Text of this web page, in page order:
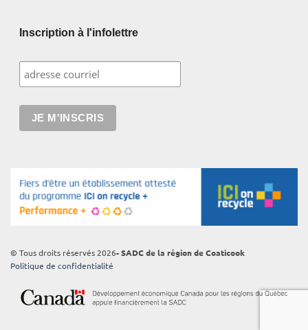
Inscription à l'infolettre
© Tous droits réservés 2026- SADC de la région de Coaticook
Politique de confidentialité